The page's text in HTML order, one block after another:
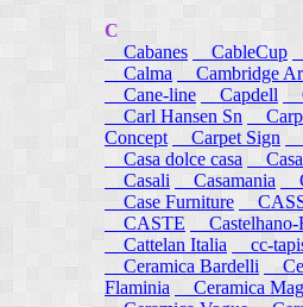
C
Cabanes
CableCup
Calma
Cambridge
Cane-line
Capdell
Carl Hansen Sn
Concept
Carpet Sign
Casa dolce casa
Casali
Casamania
Case Furniture
CASTE
Castelhano-
Cattelan Italia
cc-
Ceramica Bardelli
Flaminia
Ceramica